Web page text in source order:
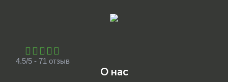
4.5/5 - 71 отзыв
О нас